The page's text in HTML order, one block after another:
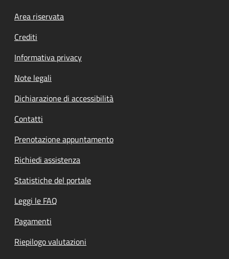
Footer menu
Area riservata
Crediti
Informativa privacy
Note legali
Dichiarazione di accessibilità
Contatti
Prenotazione appuntamento
Richiedi assistenza
Statistiche del portale
Leggi le FAQ
Pagamenti
Riepilogo valutazioni